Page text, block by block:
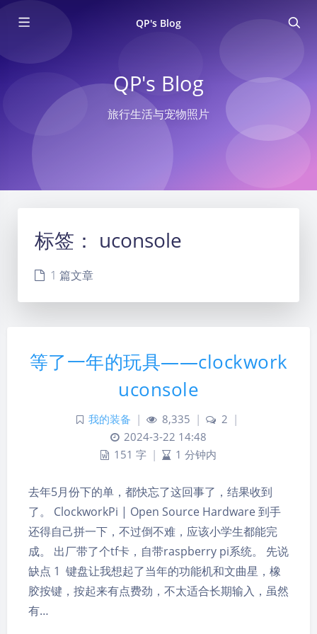
QP's Blog
QP's Blog
旅行生活与宠物照片
标签： uconsole
1 篇文章
等了一年的玩具——clockwork
uconsole
我的装备 | 8,335 | 2 |
2024-3-22 14:48
151 字 | 1 分钟内
去年5月份下的单，都快忘了这回事了，结果收到
了。 ClockworkPi | Open Source Hardware 到手
还得自己拼一下，不过倒不难，应该小学生都能完
成。 出厂带了个tf卡，自带raspberry pi系统。 先说
缺点 1 键盘让我想起了当年的功能机和文曲星，橡
胶按键，按起来有点费劲，不太适合长期输入，虽然
有…